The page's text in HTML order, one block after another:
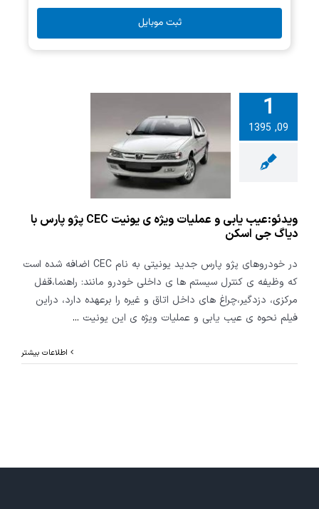
1
09, 1395
یابی و
CEC پژو پارس با
ویدئو:عیب یابی و عملیات ویژه ی یونیت CEC پژو پارس با
دیاگ جی اسکن
در خودروهای پژو پارس جدید یونیتی به نام CEC اضافه شده است
که وظیفه ی کنترل سیستم ها ی داخلی خودرو مانند: راهنما،قفل
مرکزی، دزدگیر،چراغ های داخل اتاق و غیره را برعهده دارد، دراین
فیلم نحوه ی عیب یابی و عملیات ویژه ی این یونیت ...
اطلاعات بیشتر
ثبت موبایل